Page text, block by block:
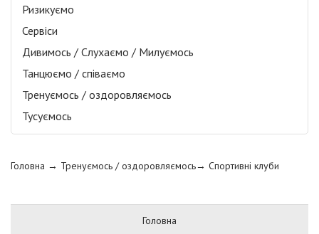
Ризикуємо
Сервіси
Дивимось / Слухаємо / Милуємось
Танцюємо / співаємо
Тренуємось / оздоровляємось
Тусуємось
Головна → Тренуємось / оздоровляємось→ Спортивні клуби
Головна